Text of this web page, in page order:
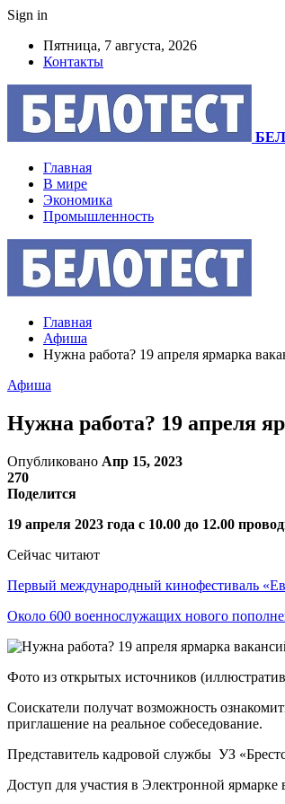
Sign in
Пятница, 7 августа, 2026
Контакты
Главная
В мире
Экономика
Промышленность
Главная
Афиша
Нужна работа? 19 апреля ярмарка
Афиша
Нужна работа? 19 апреля
Опубликовано Апр 15, 2023
270
Поделится
19 апреля 2023 года с 10.00 до 12.00
Сейчас читают
Первый международный кинофестиваль
Около 600 военнослужащих нового
Фото из открытых источников
Соискатели получат возможность
приглашение на реальное собеседование.
Представитель кадровой службы УЗ
Доступ для участия в Электронной ярмарке